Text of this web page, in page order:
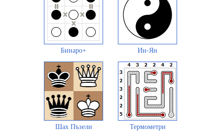
Бинаро+ Ин-Ян
Шах Пъзели Термометри